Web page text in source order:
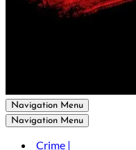
Navigation Menu
Navigation Menu
Crime |